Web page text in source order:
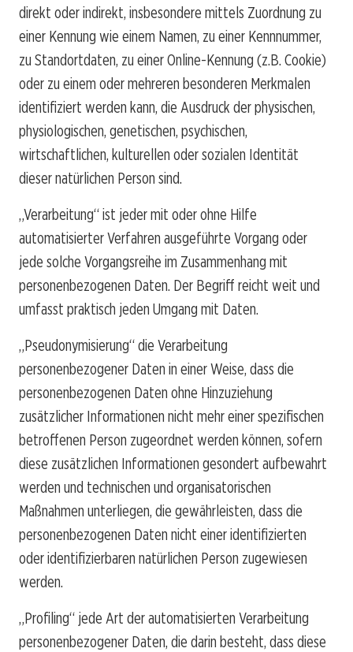
direkt oder indirekt, insbesondere mittels Zuordnung zu
einer Kennung wie einem Namen, zu einer Kennnummer,
zu Standortdaten, zu einer Online-Kennung (z.B. Cookie)
oder zu einem oder mehreren besonderen Merkmalen
identifiziert werden kann, die Ausdruck der physischen,
physiologischen, genetischen, psychischen,
wirtschaftlichen, kulturellen oder sozialen Identität
dieser natürlichen Person sind.
„Verarbeitung“ ist jeder mit oder ohne Hilfe
automatisierter Verfahren ausgeführte Vorgang oder
jede solche Vorgangsreihe im Zusammenhang mit
personenbezogenen Daten. Der Begriff reicht weit und
umfasst praktisch jeden Umgang mit Daten.
„Pseudonymisierung“ die Verarbeitung
personenbezogener Daten in einer Weise, dass die
personenbezogenen Daten ohne Hinzuziehung
zusätzlicher Informationen nicht mehr einer spezifischen
betroffenen Person zugeordnet werden können, sofern
diese zusätzlichen Informationen gesondert aufbewahrt
werden und technischen und organisatorischen
Maßnahmen unterliegen, die gewährleisten, dass die
personenbezogenen Daten nicht einer identifizierten
oder identifizierbaren natürlichen Person zugewiesen
werden.
„Profiling“ jede Art der automatisierten Verarbeitung
personenbezogener Daten, die darin besteht, dass diese